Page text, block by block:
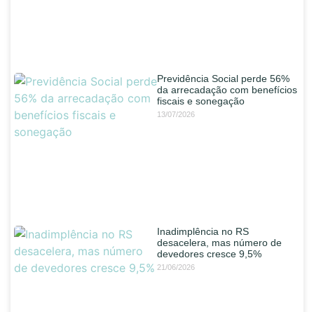
Previdência Social perde 56%
da arrecadação com benefícios
fiscais e sonegação
13/07/2026
Inadimplência no RS
desacelera, mas número de
devedores cresce 9,5%
21/06/2026